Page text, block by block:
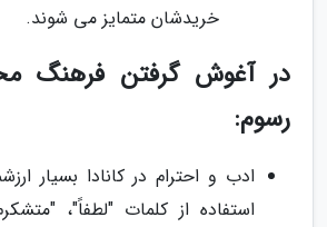
خریدشان متمایز می شوند.
در آغوش گرفتن فرهنگ
رسوم:
ادب و احترام در کانادا بسیار
استفاده از کلمات "لطفاً"،